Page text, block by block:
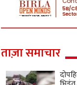
ताज़ा समाचार